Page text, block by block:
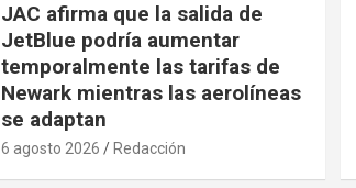
JAC afirma que la salida de
JetBlue podría aumentar
temporalmente las tarifas de
Newark mientras las aerolíneas
se adaptan
6 agosto 2026 Redacción